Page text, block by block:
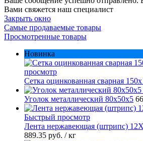
Вами свяжется наш специалист
Закрыть окно
Самые продаваемые товары
Просмотренные товары
Новинка
просмотр
Сетка оцинкованная сварная
Уголок металлический 80х50х5
Быстрый просмотр
Лента нержавеющая (штрипс)
889.35 руб. / кг